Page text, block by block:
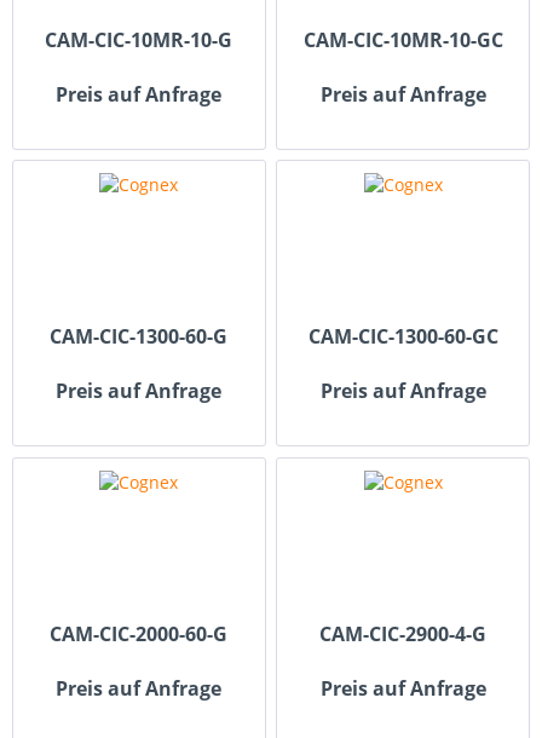
CAM-CIC-10MR-10-G
Preis auf Anfrage
CAM-CIC-10MR-10-GC
Preis auf Anfrage
CAM-CIC-1300-60-G
Preis auf Anfrage
CAM-CIC-1300-60-GC
Preis auf Anfrage
CAM-CIC-2000-60-G
Preis auf Anfrage
CAM-CIC-2900-4-G
Preis auf Anfrage